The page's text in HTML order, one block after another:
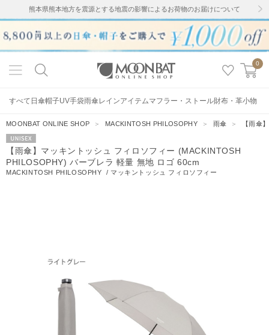
熊本県熊本地方を震源とする地震の影響によるお荷物のお届けについて
0
すべて 日傘帽子UV手袋雨傘レインアイテムマフラー・ストール財布・革小物
MOONBAT ONLINE SHOP ＞ MACKINTOSH PHILOSOPHY＞ 雨傘 ＞ 【雨傘
UNISEX
【雨傘】マッキントッシュ フィロソフィー (MACKINTOSH
PHILOSOPHY) バーブレラ 軽量 無地 ロゴ 60cm
MACKINTOSH PHILOSOPHY / マッキントッシュ フィロソフィー